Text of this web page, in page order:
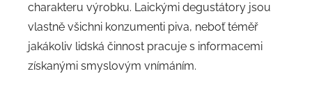
charakteru výrobku. Laickými degustátory jsou
vlastně všichni konzumenti piva, neboť téměř
jakákoliv lidská činnost pracuje s informacemi
získanými smyslovým vnímáním.